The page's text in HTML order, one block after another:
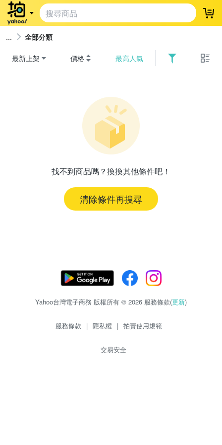
登
全部分類
最新上架 價格 最高人氣
找不到商品嗎？換換其他條件吧！
清除條件再搜尋
Yahoo台灣電子商務 版權所有 © 2026 服務條款(更新)
服務條款 | 隱私權 | 拍賣使用規範
交易安全